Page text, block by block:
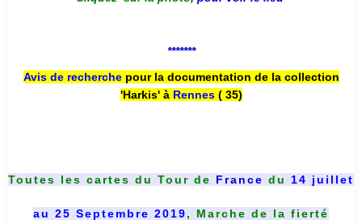
*******
Avis de recherche pour la documentation de la collection
'Harkis' à Rennes( 35)
Toutes les cartes du Tour de France du 14 juillet
au 25 Septembre 2019, Marche de la fierté